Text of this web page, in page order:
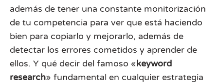
además de tener una constante monitorización
de tu competencia para ver que está haciendo
bien para copiarlo y mejorarlo, además de
detectar los errores cometidos y aprender de
ellos. Y qué decir del famoso «keyword
research» fundamental en cualquier estrategia